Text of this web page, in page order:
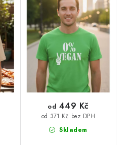
Skladem
od 371 Kč bez DPH
od 449 Kč